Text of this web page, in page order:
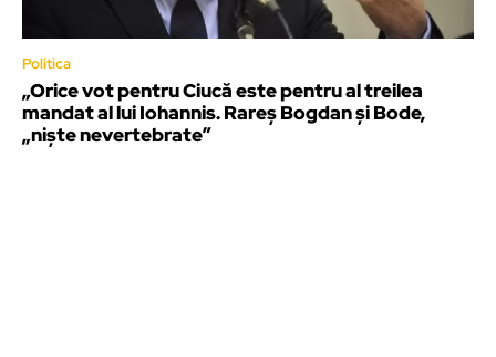
Politica
„Orice vot pentru Ciucă este pentru al treilea
mandat al lui Iohannis. Rareș Bogdan și Bode,
„niște nevertebrate”